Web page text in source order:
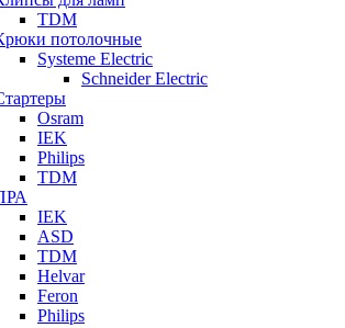
TDM
потолочные
Systeme Electric
Schneider Electric
Osram
IEK
Philips
TDM
IEK
ASD
TDM
Helvar
Feron
Philips